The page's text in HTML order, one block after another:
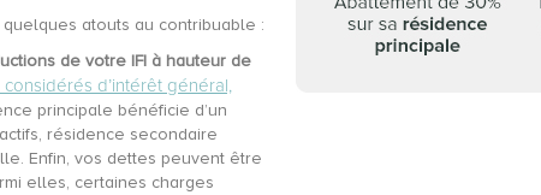
atouts au contribuable :
de votre IFI à hauteur de
d’intérêt général,
principale bénéficie d’un
résidence secondaire
Enfin, vos dettes peuvent être
elles, certaines charges